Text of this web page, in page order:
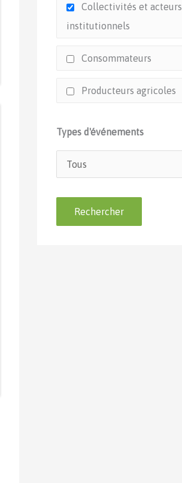
Collectivités et acteurs
institutionnels
Consommateurs
Producteurs agricoles
Types d'événements